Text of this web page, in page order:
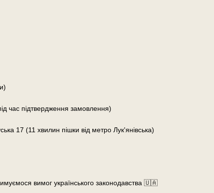
час підтвердження замовлення)
17 (11 хвилин пішки від метро Лук'янівська)
вимог українського законодавства 🇺🇦